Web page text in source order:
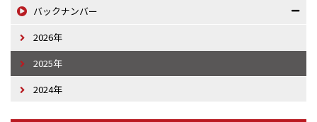
バックナンバー
2026年
2025年
2024年